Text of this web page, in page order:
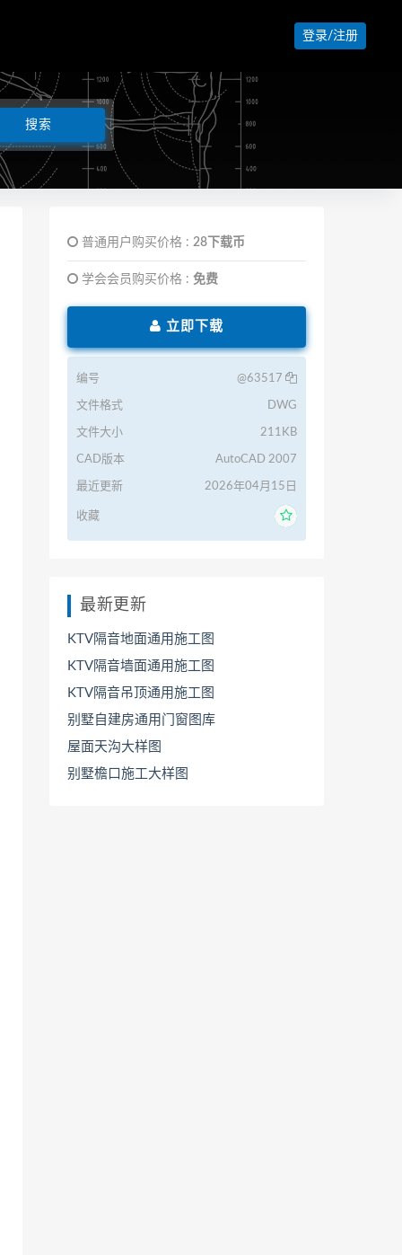
登录/注册
普通用户购买价格 : 28下载币
学会会员购买价格 : 免费
立即下载
编号 @63517
文件格式 DWG
文件大小 211KB
CAD版本 AutoCAD 2007
最近更新 2026年04月15日
收藏
最新更新
KTV隔音地面通用施工图
KTV隔音墙面通用施工图
KTV隔音吊顶通用施工图
别墅自建房通用门窗图库
屋面天沟大样图
别墅檐口施工大样图